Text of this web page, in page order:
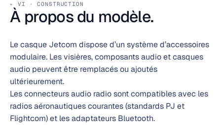
VI · CONSTRUCTION
À propos du modèle.
Le casque Jetcom dispose d’un système d’accessoires
modulaire. Les visières, composants audio et casques
audio peuvent être remplacés ou ajoutés
ultérieurement.
Les connecteurs audio radio sont compatibles avec les
radios aéronautiques courantes (standards PJ et
Flightcom) et les adaptateurs Bluetooth.